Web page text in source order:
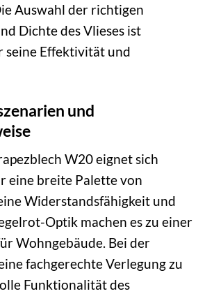
Auswahl der richtigen
Dichte des Vlieses ist
seine Effektivität und
und
W20 eignet sich
eine breite Palette von
Widerstandsfähigkeit und
Optik machen es zu einer
Wohngebäude. Bei der
fachgerechte Verlegung zu
Funktionalität des